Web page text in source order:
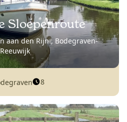
Sloepenroute
aan den Rijn., Bodegraven-
Reeuwijk
8